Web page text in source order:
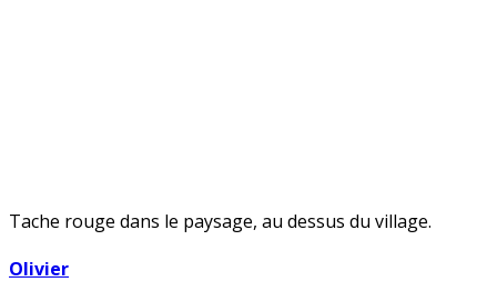
Tache rouge dans le paysage, au dessus du village.
Olivier